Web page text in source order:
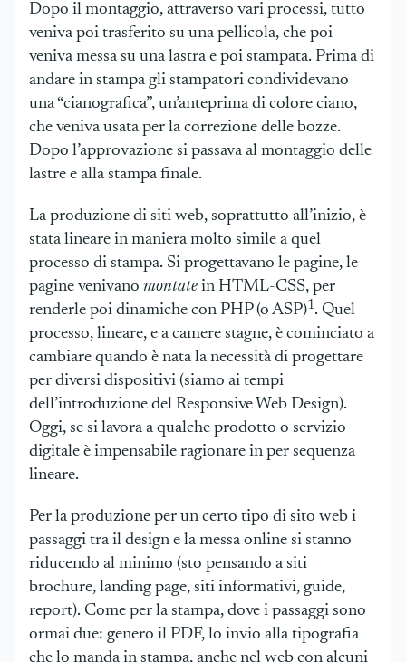
Dopo il montaggio, attraverso vari processi, tutto
veniva poi trasferito su una pellicola, che poi
veniva messa su una lastra e poi stampata. Prima di
andare in stampa gli stampatori condividevano
una “cianografica”, un’anteprima di colore ciano,
che veniva usata per la correzione delle bozze.
Dopo l’approvazione si passava al montaggio delle
lastre e alla stampa finale.
La produzione di siti web, soprattutto all’inizio, è
stata lineare in maniera molto simile a quel
processo di stampa. Si progettavano le pagine, le
pagine venivano montate in HTML-CSS, per
renderle poi dinamiche con PHP (o ASP)1. Quel
processo, lineare, e a camere stagne, è cominciato a
cambiare quando è nata la necessità di progettare
per diversi dispositivi (siamo ai tempi
dell’introduzione del Responsive Web Design).
Oggi, se si lavora a qualche prodotto o servizio
digitale è impensabile ragionare in per sequenza
lineare.
Per la produzione per un certo tipo di sito web i
passaggi tra il design e la messa online si stanno
riducendo al minimo (sto pensando a siti
brochure, landing page, siti informativi, guide,
report). Come per la stampa, dove i passaggi sono
ormai due: genero il PDF, lo invio alla tipografia
che lo manda in stampa, anche nel web con alcuni